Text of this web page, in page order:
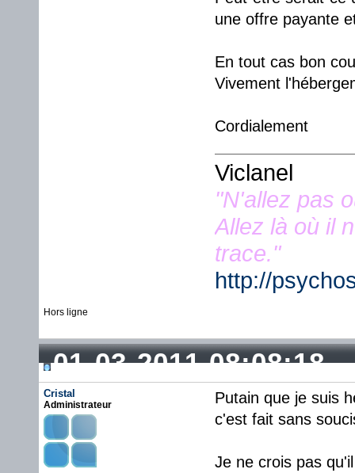
une offre payante
En tout cas bon
Vivement
Cordialement
Viclanel
"N'allez pas
Allez là où il
trace."
http://
Hors ligne
01-03-2011 08:08:18
Cristal
Administrateur
Putain que je suis
c'est fait sans
Je ne crois pas